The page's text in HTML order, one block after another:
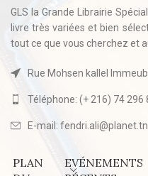
GLS la Grande Librairie
livre très variées et bien
tout ce que vous cherchez et
Rue Mohsen kallel
Téléphone: (+ 216) 74 296
E-mail: fendri.ali@planet.tn
PLAN
EVÉNEMENTS